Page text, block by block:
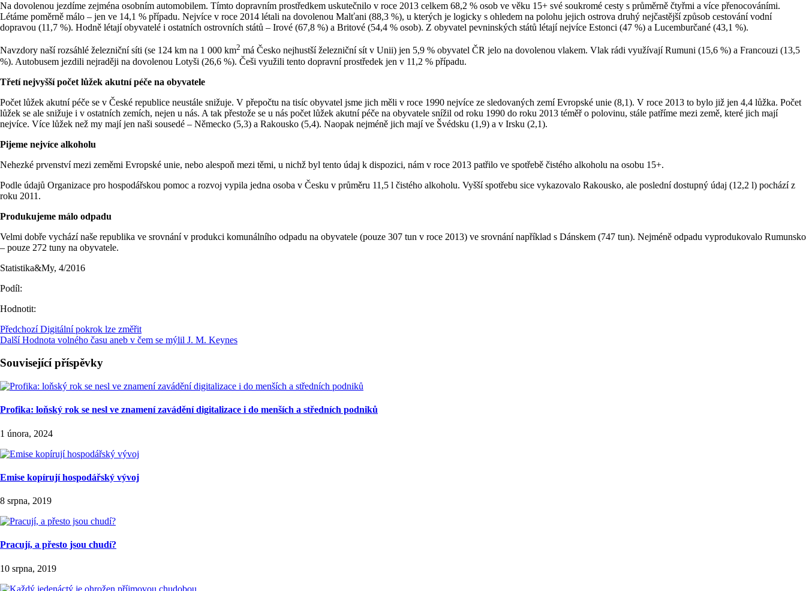
Na dovolenou jezdíme zejména osobním automobilem. Tímto dopravním prostředkem uskutečnilo v roce 2013 celkem 68,2 % osob ve věku 15+ své soukromé cesty s průměrně čtyřmi a více přenocováními.
Létáme poměrně málo – jen ve 14,1 % případu. Nejvíce v roce 2014 létali na dovolenou Malťani (88,3 %), u kterých je logicky s ohledem na polohu jejich ostrova druhý nejčastější způsob cestování vodní
dopravou (11,7 %). Hodně létají obyvatelé i ostatních ostrovních států – Irové (67,8 %) a Britové (54,4 % osob). Z obyvatel pevninských států létají nejvíce Estonci (47 %) a Lucemburčané (43,1 %).
Navzdory naší rozsáhlé železniční síti (se 124 km na 1 000 km2 má Česko nejhustší železniční sít v Unii) jen 5,9 % obyvatel ČR jelo na dovolenou vlakem. Vlak rádi využívají Rumuni (15,6 %) a Francouzi (13,5
%). Autobusem jezdili nejraději na dovolenou Lotyši (26,6 %). Češi využili tento dopravní prostředek jen v 11,2 % případu.
Třetí nejvyšší počet lůžek akutní péče na obyvatele
Počet lůžek akutní péče se v České republice neustále snižuje. V přepočtu na tisíc obyvatel jsme jich měli v roce 1990 nejvíce ze sledovaných zemí Evropské unie (8,1). V roce 2013 to bylo již jen 4,4 lůžka. Počet
lůžek se ale snižuje i v ostatních zemích, nejen u nás. A tak přestože se u nás počet lůžek akutní péče na obyvatele snížil od roku 1990 do roku 2013 téměř o polovinu, stále patříme mezi země, které jich mají
nejvíce. Více lůžek než my mají jen naši sousedé – Německo (5,3) a Rakousko (5,4). Naopak nejméně jich mají ve Švédsku (1,9) a v Irsku (2,1).
Pijeme nejvíce alkoholu
Nehezké prvenství mezi zeměmi Evropské unie, nebo alespoň mezi těmi, u nichž byl tento údaj k dispozici, nám v roce 2013 patřilo ve spotřebě čistého alkoholu na osobu 15+.
Podle údajů Organizace pro hospodářskou pomoc a rozvoj vypila jedna osoba v Česku v průměru 11,5 l čistého alkoholu. Vyšší spotřebu sice vykazovalo Rakousko, ale poslední dostupný údaj (12,2 l) pochází z
roku 2011.
Produkujeme málo odpadu
Velmi dobře vychází naše republika ve srovnání v produkci komunálního odpadu na obyvatele (pouze 307 tun v roce 2013) ve srovnání například s Dánskem (747 tun). Nejméně odpadu vyprodukovalo Rumunsko
– pouze 272 tuny na obyvatele.
Statistika&My, 4/2016
Podíl:
Hodnotit:
Předchozí Digitální pokrok lze změřit
Další Hodnota volného času aneb v čem se mýlil J. M. Keynes
Související příspěvky
Profika: loňský rok se nesl ve znamení zavádění digitalizace i do menších a středních podniků
1 února, 2024
Emise kopírují hospodářský vývoj
8 srpna, 2019
Pracují, a přesto jsou chudí?
10 srpna, 2019